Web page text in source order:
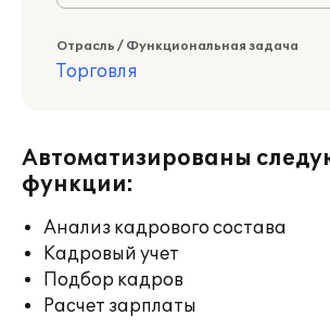
Отрасль / Функциональная задача
Торговля
Автоматизированы
функции:
Анализ кадрового состава
Кадровый учет
Подбор кадров
Расчет зарплаты